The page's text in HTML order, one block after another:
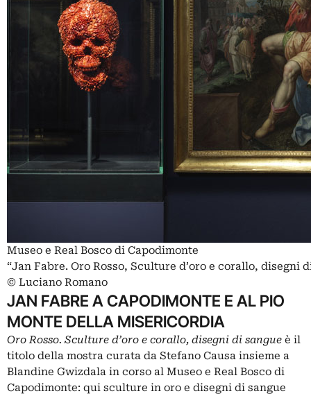
Museo e Real Bosco di Capodimonte
“Jan Fabre. Oro Rosso, Sculture d’oro e corallo, disegni
© Luciano Romano
JAN FABRE A CAPODIMONTE E AL PIO
MONTE DELLA MISERICORDIA
Oro Rosso. Sculture d’oro e corallo, disegni di sangue è il
titolo della mostra curata da Stefano Causa insieme a
Blandine Gwizdala in corso al Museo e Real Bosco di
Capodimonte: qui sculture in oro e disegni di sangue